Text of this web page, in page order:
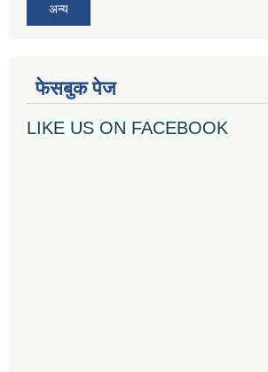
अन्य
फेसबुक पेज
LIKE US ON FACEBOOK